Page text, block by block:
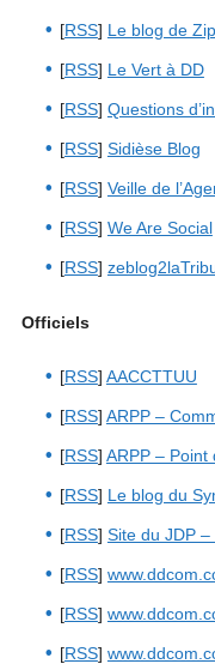
[RSS] Le blog de
[RSS] Le Vert à DD
[RSS] Questions
[RSS] Sidièse Blog
[RSS] Veille de
[RSS] We Are Social
[RSS]
Officiels
[RSS] AACCTTUU
[RSS] ARPP –
[RSS] ARPP – Point
[RSS] Le blog du
[RSS] Site du JDP –
[RSS]
[RSS]
[RSS]